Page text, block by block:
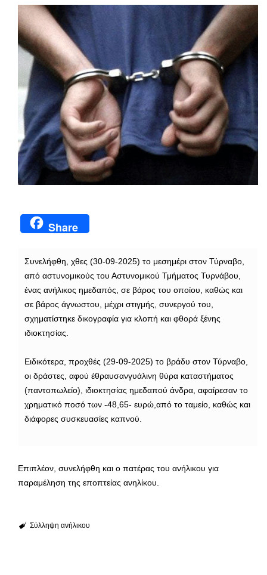
Share
Συνελήφθη, χθες (30-09-2025) το μεσημέρι στον Τύρναβο,
από αστυνομικούς του Αστυνομικού Τμήματος Τυρνάβου,
ένας ανήλικος ημεδαπός, σε βάρος του οποίου, καθώς και
σε βάρος άγνωστου, μέχρι στιγμής, συνεργού του,
σχηματίστηκε δικογραφία για κλοπή και φθορά ξένης
ιδιοκτησίας.
Ειδικότερα, προχθές (29-09-2025) το βράδυ στον Τύρναβο,
οι δράστες, αφού έθραυσανγυάλινη θύρα καταστήματος
(παντοπωλείο), ιδιοκτησίας ημεδαπού άνδρα, αφαίρεσαν το
χρηματικό ποσό των -48,65- ευρώ,από το ταμείο, καθώς και
διάφορες συσκευασίες καπνού.
Επιπλέον, συνελήφθη και ο πατέρας του ανήλικου για
παραμέληση της εποπτείας ανηλίκου.
Σύλληψη ανήλικου